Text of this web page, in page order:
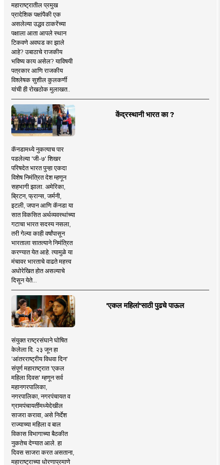
महाराष्ट्रातील प्रमुख
प्रादेशिक पक्षांपैकी एक
असलेल्या उद्धव ठाकरेंच्या
पक्षाला आता आपले स्थान
टिकवणे अवघड का झाले
आहे? उबाठाचे राजकीय
भविष्य काय असेल? याविषयी
पत्रकार आणि राजकीय
विश्लेषक सुशील कुलकर्णी
यांची ही रोखठोक मुलाखत..
केंद्रस्थानी भारत का ?
कॅनडामध्ये नुकत्याच पार
पडलेल्या 'जी-७' शिखर
परिषदेत भारत पुन्हा एकदा
विशेष निमंत्रित देश म्हणून
सहभागी झाला. अमेरिका,
ब्रिटन, फ्रान्स, जर्मनी,
इटली, जपान आणि कॅनडा या
सात विकसित अर्थव्यवस्थांच्या
गटाचा भारत सदस्य नसला,
तरी गेल्या काही वर्षांपासून
भारताला सातत्याने निमंत्रित
करण्यात येत आहे. त्यामुळे या
मंचावर भारताचे वाढते महत्त्व
अधोरेखित होत असल्याचे
दिसून येते...
'एकल महिलां'साठी पुढचे पाऊल
संयुक्त राष्ट्रसंघाने घोषित
केलेला दि. २३ जून हा
'आंतरराष्ट्रीय विधवा दिन'
संपूर्ण महाराष्ट्रात 'एकल
महिला दिवस' म्हणून सर्व
महानगरपालिका,
नगरपालिका, नगरपंचायत व
ग्रामपंचायतींमध्येदेखील
साजरा करावा, असे निर्देश
राज्याच्या महिला व बाल
विकास विभागाच्या बैठकीत
नुकतेच देण्यात आले. हा
दिवस साजरा करत असताना,
महाराष्ट्राच्या धोरणाप्रमाणे